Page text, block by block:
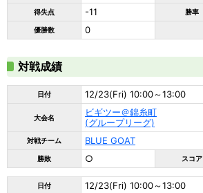
得失点 -11 勝率
優勝数 0
対戦成績
日付 12/23(Fri) 10:00～13:00
大会名
ビギツー＠錦糸町
(グループリーグ)
対戦チーム BLUE GOAT
勝敗 ○ スコア
日付 12/23(Fri) 10:00～13:00